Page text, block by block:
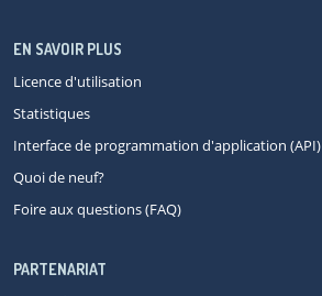
EN SAVOIR PLUS
Licence d'utilisation
Statistiques
Interface de programmation d'application (API)
Quoi de neuf?
Foire aux questions (FAQ)
PARTENARIAT